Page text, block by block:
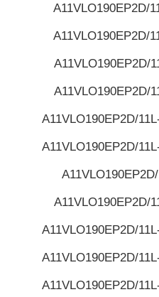
A11VLO190EP2D/
A11VLO190EP2D/
A11VLO190EP2D/
A11VLO190EP2D/
A11VLO190EP2D/
A11VLO190EP2D/
A11VLO190EP2D/
A11VLO190EP2D/
A11VLO190EP2D/
A11VLO190EP2D/